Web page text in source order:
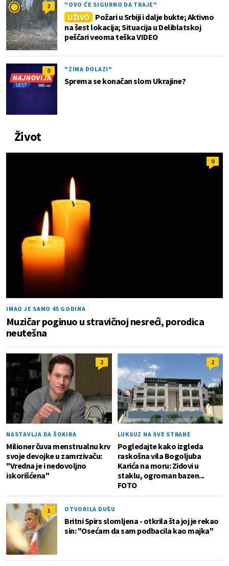
2 "OVO ĆE SIGURNO DA TRAJE"
UŽIVO
Požari u Srbiji i dalje bukte; Aktivno
na šest lokacija; Situacija u Deliblatskoj
peščari veoma teška VIDEO
0 "ZIMA DOLAZI"
Sprema se konačan slom Ukrajine?
Život
0
IMAO JE SAMO 45 GODINA
Muzičar poginuo u stravičnoj nesreći, porodica
neutešna
2
NASTAVLJA DA ŠOKIRA
Milioner čuva menstrualnu krv
svoje devojke u zamrzivaču:
"Vredna je i nedovoljno
iskorišćena"
2
LUKSUZ NA SVE STRANE
Pogledajte kako izgleda
raskošna vila Bogoljuba
Karića na moru: Zidovi u
staklu, ogroman bazen...
FOTO
1 OTVORILA DUŠU
Britni Spirs slomljena - otkrila šta joj je rekao
sin: "Osećam da sam podbacila kao majka"